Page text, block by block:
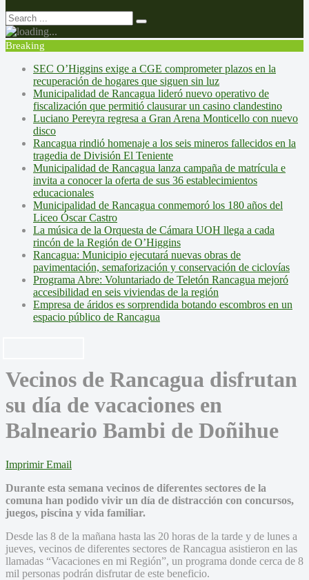
Breaking
SEC O’Higgins exige a CGE comprometer plazos en la
recuperación de hogares que siguen sin luz
Municipalidad de Rancagua lideró nuevo operativo de
fiscalización que permitió clausurar un casino clandestino
Luciano Pereyra regresa a Gran Arena Monticello con nuevo
disco
Rancagua rindió homenaje a los seis mineros fallecidos en la
tragedia de División El Teniente
Municipalidad de Rancagua lanza campaña de matrícula e
invita a conocer la oferta de sus 36 establecimientos
educacionales
Municipalidad de Rancagua conmemoró los 180 años del
Liceo Óscar Castro
La música de la Orquesta de Cámara UOH llega a cada
rincón de la Región de O’Higgins
Rancagua: Municipio ejecutará nuevas obras de
pavimentación, semaforización y conservación de ciclovías
Programa Abre: Voluntariado de Teletón Rancagua mejoró
accesibilidad en seis viviendas de la región
Empresa de áridos es sorprendida botando escombros en un
espacio público de Rancagua
Vecinos de Rancagua disfrutan
su día de vacaciones en
Balneario Bambi de Doñihue
Imprimir Email
Durante esta semana vecinos de diferentes sectores de la
comuna han podido vivir un día de distracción con concursos,
juegos, piscina y vida familiar.
Desde las 8 de la mañana hasta las 20 horas de la tarde y de lunes a
jueves, vecinos de diferentes sectores de Rancagua asistieron en las
llamadas “Vacaciones en mi Región”, un programa donde cerca de 8
mil personas podrán disfrutar de este beneficio.